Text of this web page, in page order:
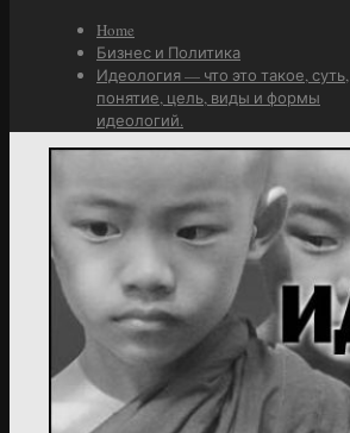
Home
Бизнес и Политика
Идеология — что это такое, суть,
понятие, цель, виды и формы
идеологий.